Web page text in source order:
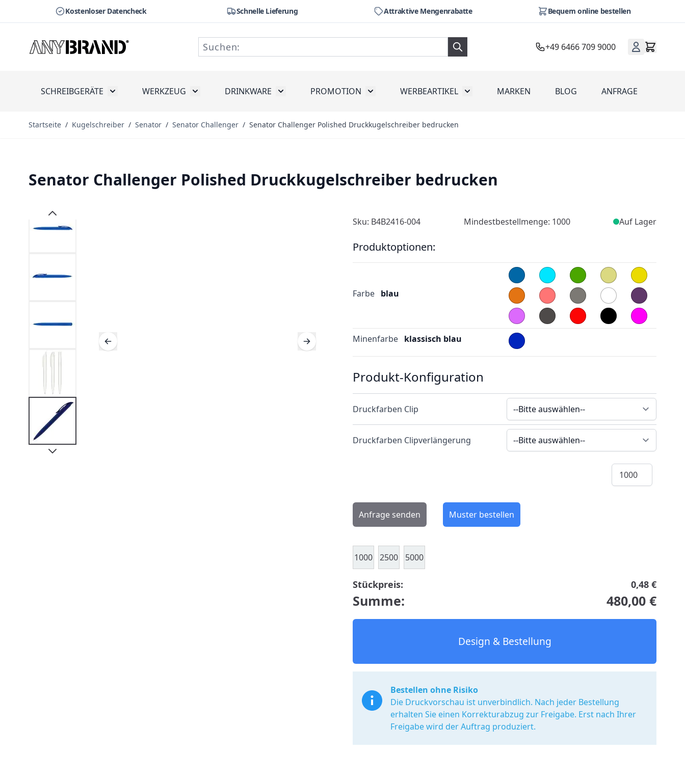
Kostenloser Datencheck Schnelle Lieferung Attraktive Mengenrabatte Bequem online bestellen
+49 6466 709 9000
SCHREIBGERÄTE Toggle submenu for Schreibgeräte
WERKZEUG Toggle submenu for Werkzeug
DRINKWARE Toggle submenu for Drinkware
PROMOTION Toggle submenu for Promotion
WERBEARTIKEL Toggle submenu for Werbeartikel
MARKEN BLOG ANFRAGE
Startseite / Kugelschreiber / Senator / Senator Challenger / Senator Challenger Polished Druckkugelschreiber bedrucken
Senator Challenger Polished Druckkugelschreiber bedrucken
Sku: B4B2416-004 Mindestbestellmenge: 1000 Auf Lager
Produktoptionen:
Farbe blau
Minenfarbe klassisch blau
Produkt-Konfiguration
Druckfarben Clip
Druckfarben Clipverlängerung
Menge
Anfrage senden Muster bestellen
1000 2500 5000
Stückpreis: 0,48 €
Summe: 480,00 €
Design & Bestellung
Bestellen ohne Risiko
Die Druckvorschau ist unverbindlich. Nach jeder Bestellung
erhalten Sie einen Korrekturabzug zur Freigabe. Erst nach Ihrer
Freigabe wird der Auftrag produziert.